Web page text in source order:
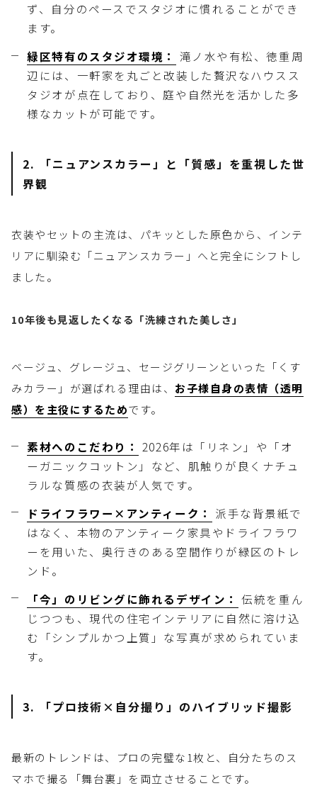
ず、自分のペースでスタジオに慣れることができ
ます。
緑区特有のスタジオ環境：
滝ノ水や有松、徳重周
辺には、一軒家を丸ごと改装した贅沢なハウスス
タジオが点在しており、庭や自然光を活かした多
様なカットが可能です。
2. 「ニュアンスカラー」と「質感」を重視した世
界観
衣装やセットの主流は、パキッとした原色から、インテ
リアに馴染む「ニュアンスカラー」へと完全にシフトし
ました。
10年後も見返したくなる「洗練された美しさ」
ベージュ、グレージュ、セージグリーンといった「くす
みカラー」が選ばれる理由は、 お子様自身の表情（透明
感）を主役にするためです。
素材へのこだわり： 2026年は「リネン」や「オ
ーガニックコットン」など、肌触りが良くナチュ
ラルな質感の衣装が人気です。
ドライフラワー×アンティーク：
派手な背景紙で
はなく、本物のアンティーク家具やドライフラワ
ーを用いた、奥行きのある空間作りが緑区のトレ
ンド。
「今」のリビングに飾れるデザイン： 伝統を重ん
じつつも、現代の住宅インテリアに自然に溶け込
む「シンプルかつ上質」な写真が求められていま
す。
3. 「プロ技術×自分撮り」のハイブリッド撮影
最新のトレンドは、プロの完璧な1枚と、自分たちのス
マホで撮る「舞台裏」を両立させることです。